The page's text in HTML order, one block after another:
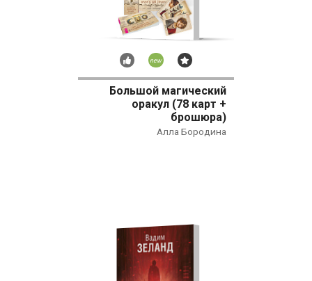
Рекомендуем
НовинкаБестселлер
Большой магический
оракул (78 карт +
брошюра)
Алла Бородина